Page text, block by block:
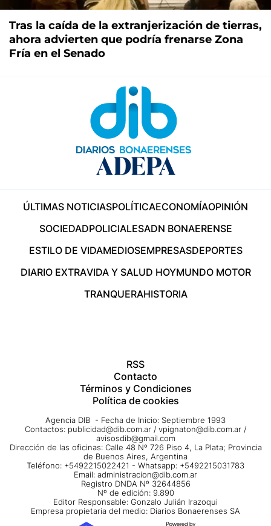
Tras la caída de la extranjerización de tierras,
ahora advierten que podría frenarse Zona
Fría en el Senado
ÚLTIMAS NOTICIASPOLÍTICAECONOMÍAOPINIÓN
SOCIEDADPOLICIALESADN BONAERENSE
ESTILO DE VIDAMEDIOSEMPRESASDEPORTES
DIARIO EXTRAVIDA Y SALUD HOYMUNDO MOTOR
TRANQUERAHISTORIA
RSS
Contacto
Términos y Condiciones
Política de cookies
Agencia DIB - Fecha de Inicio: Septiembre 1993
Contactos: publicidad@dib.com.ar / vpignaton@dib.com.ar /
avisosdib@gmail.com
Dirección de las oficinas: Calle 48 Nº 726 Piso 4, La Plata; Provincia
de Buenos Aires, Argentina
Teléfono: +5492215022421 - Whatsapp: +5492215031783
Email: administracion@dib.com.ar
Registro DNDA Nº 32644856
Nº de edición: 9.890
Editor Responsable: Gonzalo Julián Irazoqui
Empresa propietaria del medio: Diarios Bonaerenses SA